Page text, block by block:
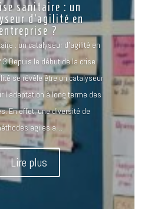
sanitaire : un
d’agilité en
entreprise ?
: un catalyseur d'agilité en
3 Depuis le début de la crise
se révèle être un catalyseur
l'adaptation à long terme des
En effet, une diversité de
agiles a…
Lire plus